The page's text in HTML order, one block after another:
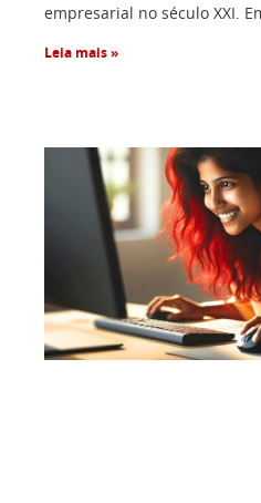
empresarial no século XXI.
Leia mais »